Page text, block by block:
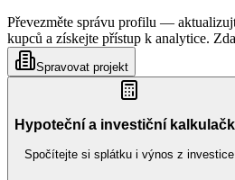
Převezměte správu profilu —
kupců a získejte přístup k analytice.
Spravovat projekt
Hypoteční a investiční
Spočítejte si splátku i výnos z investice